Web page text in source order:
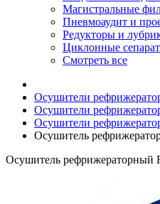
Магистральные
Пневмоаудит и
Редукторы и
Циклонные
Смотреть все
Осушители
Осушители
Осушители
Осушитель
Осушитель рефрижераторный